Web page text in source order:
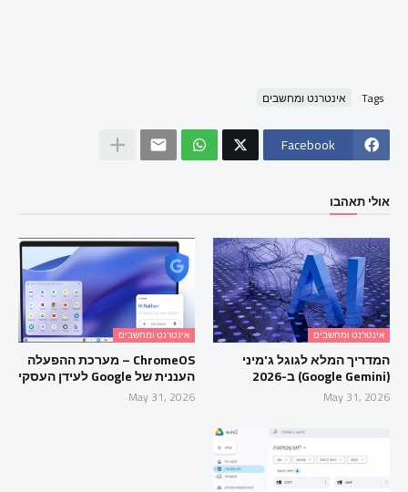
Tags אינטרנט ומחשבים
Facebook
אולי תאהבו
אינטרנט ומחשבים
המדריך המלא לגוגל ג'מיני
(Google Gemini) ב-2026
May 31, 2026
אינטרנט ומחשבים
ChromeOS – מערכת ההפעלה
העננית של Google לעידן העסקי
May 31, 2026